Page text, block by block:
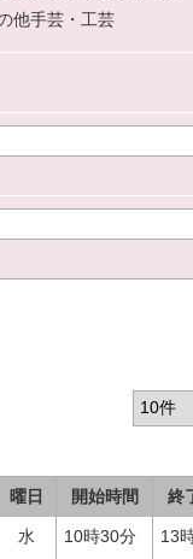
他手芸・工芸
曜日 開始時間 終
水 10時30分 13